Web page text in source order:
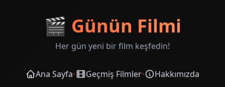
🎬 Günün Filmi
Her gün yeni bir film keşfedin!
Ana Sayfa• Geçmiş Filmler• Hakkımızda